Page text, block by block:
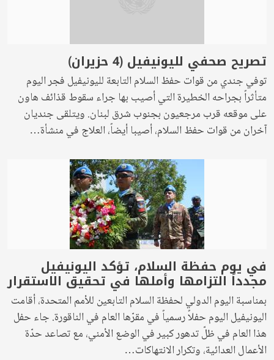
تصريح صحفي لليونيفيل (4 حزيران)
توفي جندي من قوات حفظ السلام التابعة لليونيفيل فجر اليوم
متأثراً بجراحه الخطيرة التي أصيب بها جراء سقوط قذائف هاون
على موقعه قرب مرجعيون بجنوب شرق لبنان. ويتلقى جنديان
آخران من قوات حفظ السلام، أصيبا أيضاً، العلاج في منشأة…
في يوم حفظة السلام، تؤكد اليونيفيل
مجدداً التزامها وأملها في تحقيق الاستقرار
بمناسبة اليوم الدولي لحفظة السلام التابعين للأمم المتحدة، أقامت
اليونيفيل اليوم حفلاً رسمياً في مقرّها العام في الناقورة. جاء حفل
هذا العام في ظلّ تدهور كبير في الوضع الأمني، مع تصاعد حدّة
الأعمال العدائية، وتكرار الانتهاكات…